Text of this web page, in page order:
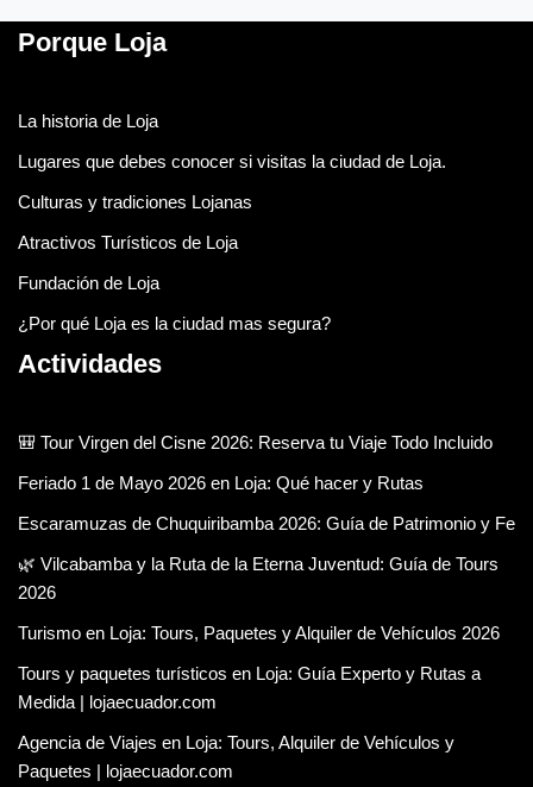
Porque Loja
La historia de Loja
Lugares que debes conocer si visitas la ciudad de Loja.
Culturas y tradiciones Lojanas
Atractivos Turísticos de Loja
Fundación de Loja
¿Por qué Loja es la ciudad mas segura?
Actividades
🎒 Tour Virgen del Cisne 2026: Reserva tu Viaje Todo Incluido
Feriado 1 de Mayo 2026 en Loja: Qué hacer y Rutas
Escaramuzas de Chuquiribamba 2026: Guía de Patrimonio y Fe
🌿 Vilcabamba y la Ruta de la Eterna Juventud: Guía de Tours
2026
Turismo en Loja: Tours, Paquetes y Alquiler de Vehículos 2026
Tours y paquetes turísticos en Loja: Guía Experto y Rutas a
Medida | lojaecuador.com
Agencia de Viajes en Loja: Tours, Alquiler de Vehículos y
Paquetes | lojaecuador.com